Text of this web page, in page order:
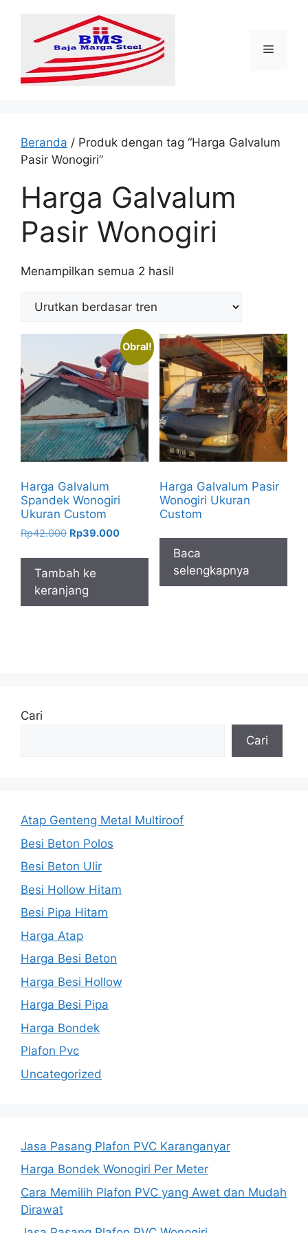
Menu
Beranda / Produk dengan tag “Harga Galvalum
Pasir Wonogiri”
Harga Galvalum
Pasir Wonogiri
Menampilkan semua 2 hasil
popularitas
Obral!
Harga Galvalum
Spandek Wonogiri
Ukuran Custom
Rp42.000 Harga
adalah:
Rp42.000.
Rp39.000Harga
ini
Rp39.000.
Tambah ke
keranjang
Harga Galvalum Pasir
Wonogiri Ukuran
Custom
Baca
selengkapnya
Cari
Cari
Atap Genteng Metal Multiroof
Besi Beton Polos
Besi Beton Ulir
Besi Hollow Hitam
Besi Pipa Hitam
Harga Atap
Harga Besi Beton
Harga Besi Hollow
Harga Besi Pipa
Harga Bondek
Plafon Pvc
Uncategorized
Jasa Pasang Plafon PVC Karanganyar
Harga Bondek Wonogiri Per Meter
Cara Memilih Plafon PVC yang Awet dan Mudah
Dirawat